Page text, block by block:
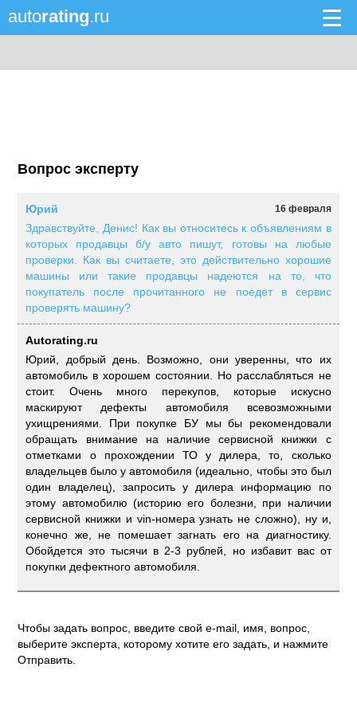
autorating.ru
Вопрос эксперту
16 февраля
Юрий
Здравствуйте, Денис! Как вы относитесь к объявлениям в
которых продавцы б/у авто пишут, готовы на любые
проверки. Как вы считаете, это действительно хорошие
машины или такие продавцы надеются на то, что
покупатель после прочитанного не поедет в сервис
проверять машину?
Autorating.ru
Юрий, добрый день. Возможно, они уверенны, что их
автомобиль в хорошем состоянии. Но расслабляться не
стоит. Очень много перекупов, которые искусно
маскируют дефекты автомобиля всевозможными
ухищрениями. При покупке БУ мы бы рекомендовали
обращать внимание на наличие сервисной книжки с
отметками о прохождении ТО у дилера, то, сколько
владельцев было у автомобиля (идеально, чтобы это был
один владелец), запросить у дилера информацию по
этому автомобилю (историю его болезни, при наличии
сервисной книжки и vin-номера узнать не сложно), ну и,
конечно же, не помешает загнать его на диагностику.
Обойдется это тысячи в 2-3 рублей, но избавит вас от
покупки дефектного автомобиля.
Чтобы задать вопрос, введите свой e-mail, имя, вопрос,
выберите эксперта, которому хотите его задать, и нажмите
Отправить.